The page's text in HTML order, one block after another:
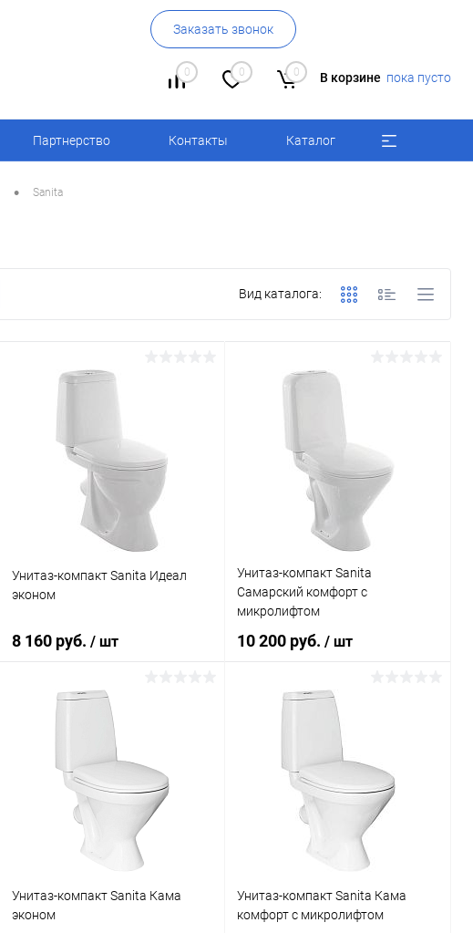
Заказать звонок
0 0 0 В корзине пока пусто
Партнерство Контакты Каталог
• Sanita
Вид каталога:
Унитаз-компакт Sanita Идеал
эконом
8 160 руб. / шт
В корзину
Купить в 1 клик Сравнение
В избранное Под заказ
Унитаз-компакт Sanita
Самарский комфорт с
микролифтом
10 200 руб./ шт
В корзину
Купить в 1 клик К сравнению
В избранное Под заказ
Унитаз-компакт Sanita Кама
эконом
Унитаз-компакт Sanita Кама
комфорт с микролифтом